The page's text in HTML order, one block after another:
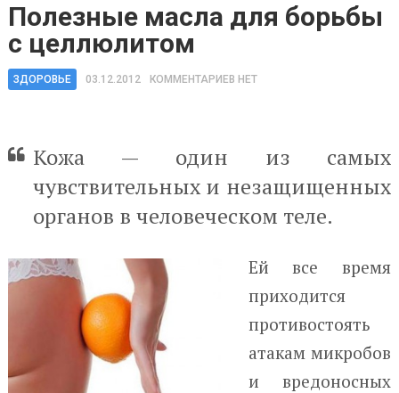
Полезные масла для борьбы
с целлюлитом
ЗДОРОВЬЕ 03.12.2012 КОММЕНТАРИЕВ НЕТ
Кожа — один из самых
чувствительных и незащищенных
органов в человеческом теле.
Ей все время
приходится
противостоять
атакам микробов
и вредоносных